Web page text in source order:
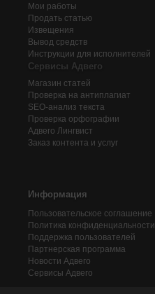
Мои работы
Продать статью
Извещения
Вывод средств
Инструкции для исполнителей
Сервисы Адвего
Магазин статей
Проверка на антиплагиат
SEO-анализ текста
Проверка орфографии
Адвего Лингвист
Заказ контента и услуг
Информация
Пользовательское соглашение
Политика конфиденциальности
Поддержка пользователей
Партнерская программа
Новости Адвего
Сервисы Адвего